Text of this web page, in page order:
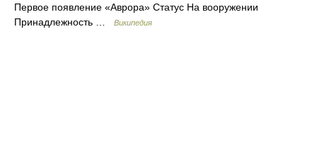
Первое появление «Аврора» Статус На вооружении
Принадлежность …
Википедия